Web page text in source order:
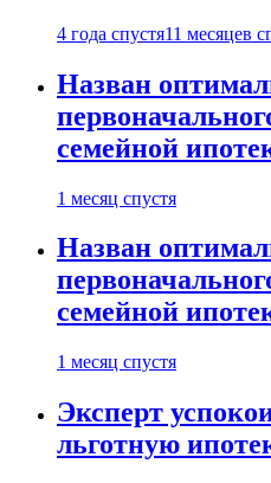
4 года спустя11 месяцев
Назван
семейной
1 месяц спустя
Назван
семейной
1 месяц спустя
Эксперт
льготную